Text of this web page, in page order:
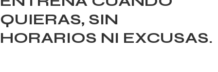
QUIERAS, SIN
HORARIOS NI EXCUSAS.